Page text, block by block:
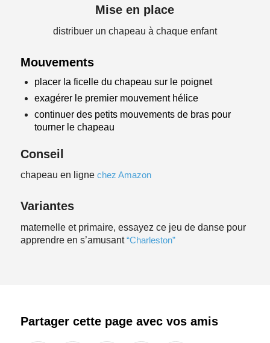
Mise en place
distribuer un chapeau à chaque enfant
Mouvements
placer la ficelle du chapeau sur le poignet
exagérer le premier mouvementhélice
continuer des petits mouvements de bras pour
tourner le chapeau
Conseil
chapeau en lignechez Amazon
Variantes
maternelle et primaire, essayez ce jeu de danse pour
apprendre en s’amusant“Charleston”